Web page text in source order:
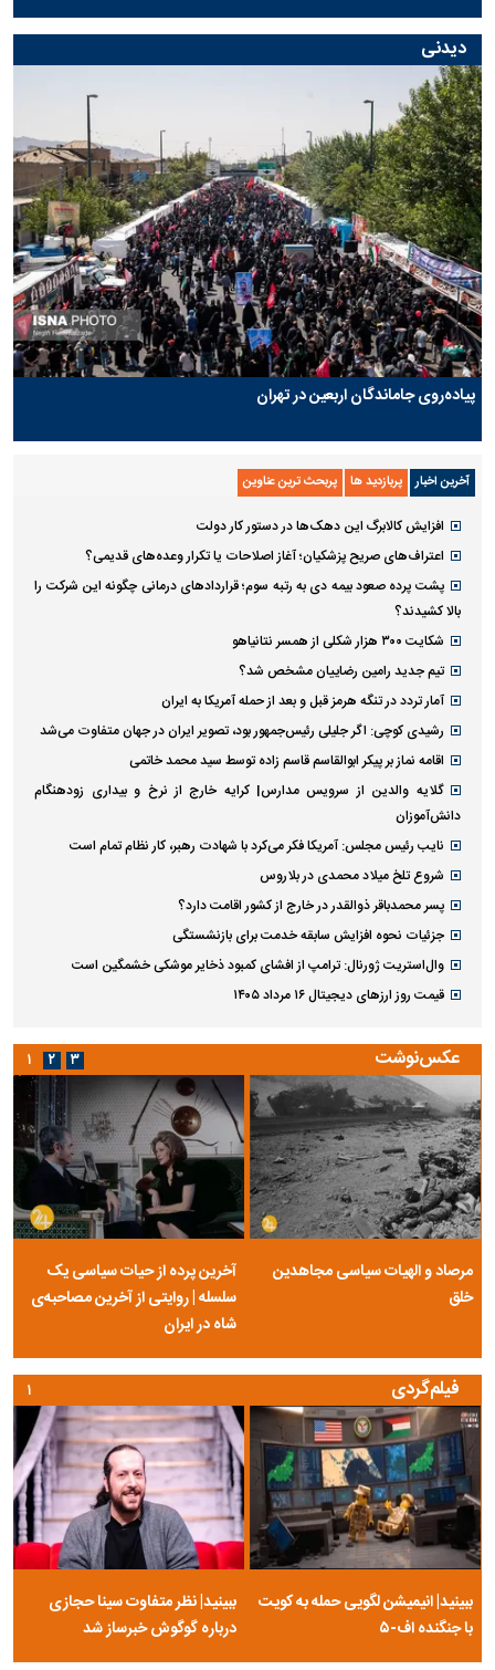
دیدنی
پیاده‌روی جاماندگان اربعین در تهران
آخرین اخبار پربازدید ها پربحث ترین عناوین
افزایش کالابرگ این دهک‌ها در دستور کار دولت
اعتراف‌های صریح پزشکیان؛ آغاز اصلاحات یا تکرار وعده‌های قدیمی؟
پشت پرده صعود بیمه دی به رتبه سوم؛ قراردادهای درمانی چگونه این شرکت را
بالا کشیدند؟
شکایت ۳۰۰ هزار شکلی از همسر نتانیاهو
تیم جدید رامین رضاییان مشخص شد؟
آمار تردد در تنگه هرمز قبل و بعد از حمله آمریکا به ایران
رشیدی کوچی: اگر جلیلی رئیس‌جمهور بود، تصویر ایران در جهان متفاوت می‌شد
اقامه نماز بر پیکر ابوالقاسم قاسم زاده توسط سید محمد خاتمی
گلایه والدین از سرویس مدارس| کرایه خارج از نرخ و بیداری زودهنگام
دانش‌آموزان
نایب رئیس مجلس: آمریکا فکر می‌کرد با شهادت رهبر، کار نظام تمام است
شروع تلخ میلاد محمدی در بلاروس
پسر محمدباقر ذوالقدر در خارج از کشور اقامت دارد؟
جزئیات نحوه افزایش سابقه خدمت برای بازنشستگی
وال‌استریت ژورنال: ترامپ از افشای کمبود ذخایر موشکی خشمگین است
قیمت روز ارز‌های دیجیتال ۱۶ مرداد ۱۴۰۵
عکس‌نوشت
مرصاد و الهیات سیاسی مجاهدین
خلق
آخرین پرده از حیات سیاسی یک
سلسله | روایتی از آخرین مصاحبه‌ی
شاه در ایران
۱ ۲ ۳
فیلم‌گردی
ببینید| انیمیشن لگویی حمله به کویت
با جنگنده اف-۵
ببینید| نظر متفاوت سینا حجازی
درباره گوگوش خبرساز شد
۱